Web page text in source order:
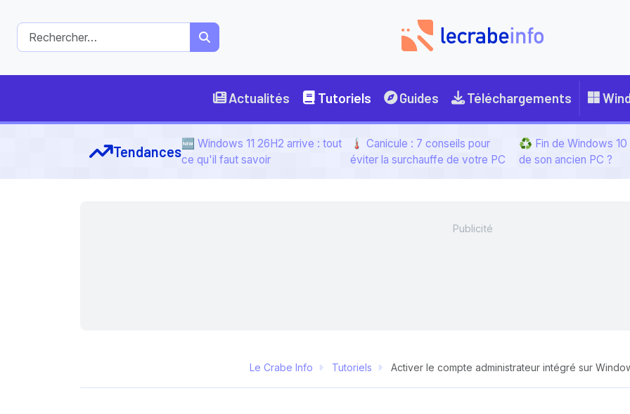
Actualités Tutoriels Guides Téléchargements
Tendances🆕 Windows 11 26H2 arrive : tout
ce qu'il faut savoir
🌡️ Canicule : 7 conseils pour
éviter la surchauffe de votre PC
♻️ Fin de Windows 10
de son ancien PC ?
Le Crabe Info Tutoriels Activer le compte administrateur intégré sur